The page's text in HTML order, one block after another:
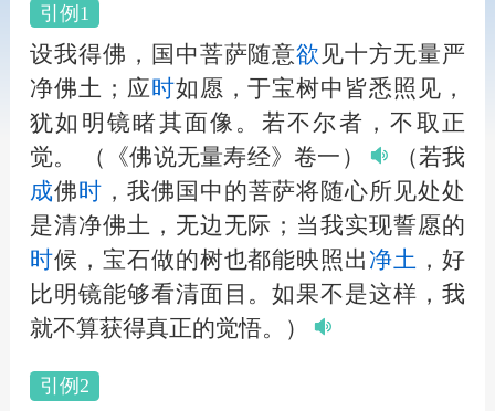
引例1
设我得佛，国中菩萨随意欲 见十方无量严
净佛土；应 时如愿，于宝树中皆悉照见，
犹如明镜睹其面像。若不尔者，不取正
觉。
（《佛说无量寿经》卷一）
（若我
成佛 时 ，我佛国中的菩萨将随心所见处处
是清净佛土，无边无际；当我实现誓愿的
时候，宝石做的树也都能映照出 净土 ，好
比明镜能够看清面目。如果不是这样，我
就不算获得真正的觉悟。）
引例2